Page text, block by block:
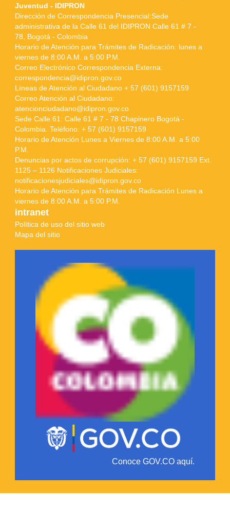
Juventud - IDIPRON
Dirección de Correspondencia Presencial:Sede
administrativa de la Calle 61 del IDIPRON Calle 61 # 7 -
78, Bogotá - Colombia
Horario de Atención para Trámites de Radicación: lunes a
viernes de 8:00 A.M. a 5:00 P.M.
Correo Electrónico Correspondencia Externa:
correspondencia@idipron.gov.co
Líneas de Atención al Ciudadano + 57 (601) 9157159
Correo Atención al Ciudadano:
atencionciudadano@idipron.gov.co
Sede Calle 61: Calle 61 # 7 - 78 Chapinero Bogotá -
Colombia. Teléfono: + 57 (601) 9157159
Horario de Atención Lunes a Viernes de 8:00 A.M. a 5:00
P.M.
Denuncias por actos de corrupción: + 57 (601) 9157159 Ext.
1125 – 1126 Notificaciones Judiciales:
notificacionesjudiciales@idipron.gov.co
Horario de Atención para Trámites de Radicación Lunes a
viernes de 8:00 A.M. a 5:00 P.M.
intranet
Política de uso del sitio web
Mapa del sitio
Conoce GOV.CO aquí.